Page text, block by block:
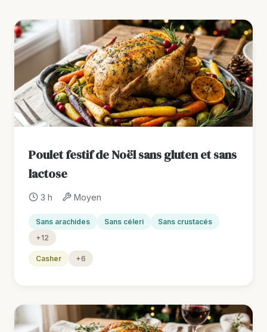
Poulet festif de Noël sans gluten et sans
lactose
3 h Moyen
Sans arachides Sans céleri
Sans crustacés
+12
Casher +6